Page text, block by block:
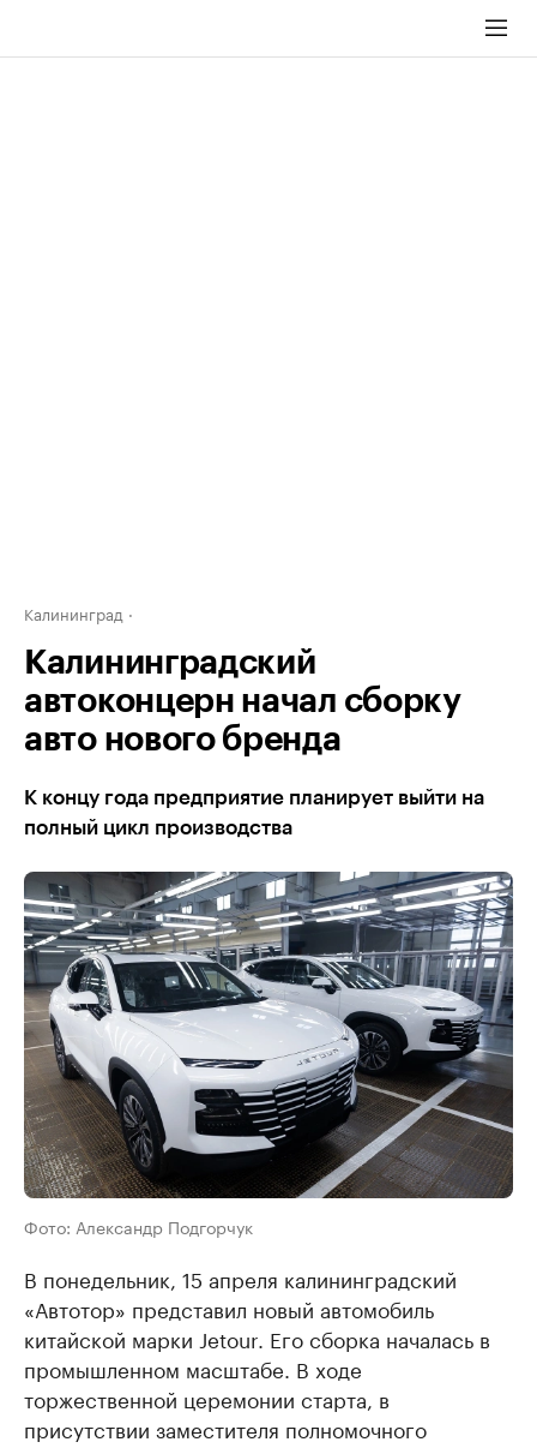
Калининград
Калининградский
автоконцерн начал сборку
авто нового бренда
К концу года предприятие планирует выйти на
полный цикл производства
Фото: Александр Подгорчук
В понедельник, 15 апреля калининградский
«Автотор» представил новый автомобиль
китайской марки Jetour. Его сборка началась в
промышленном масштабе. В ходе
торжественной церемонии старта, в
присутствии заместителя полномочного